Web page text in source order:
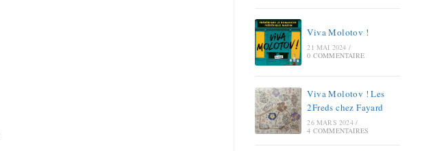
Viva Molotov !
21 MAI 2024 /
0 COMMENTAIRE
Viva Molotov ! Les
2Freds chez Fayard
26 MARS 2024 /
4 COMMENTAIRES